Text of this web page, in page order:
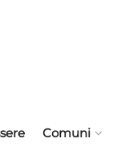
Comuni